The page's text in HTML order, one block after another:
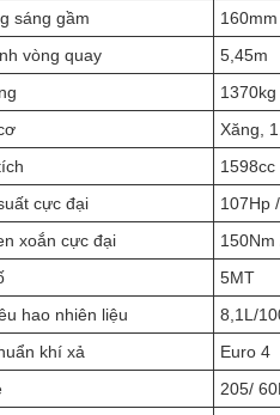
sáng gầm
160mm
vòng quay
5,45m
1370kg
Xăng,
1598cc
cực đại
107Hp
xoắn cực đại
150Nm
5MT
hao nhiên liệu
8,1L/
khí xả
Euro 4
205/